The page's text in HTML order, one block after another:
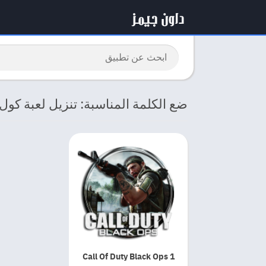
ضع الكلمة المناسبة: تنزيل لعبة
Call Of Duty Black Ops 1